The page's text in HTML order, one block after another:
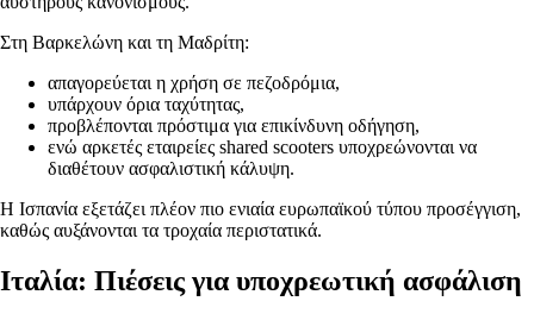
Στη Βαρκελώνη και τη Μαδρίτη:
απαγορεύεται η χρήση σε πεζοδρόμια,
υπάρχουν όρια ταχύτητας,
προβλέπονται πρόστιμα για επικίνδυνη οδήγηση,
ενώ αρκετές εταιρείες shared scooters υποχρεώνονται να
διαθέτουν ασφαλιστική κάλυψη.
Η Ισπανία εξετάζει πλέον πιο ενιαία ευρωπαϊκού τύπου προσέγγιση,
καθώς αυξάνονται τα τροχαία περιστατικά.
Ιταλία: Πιέσεις για υποχρεωτική ασφάλιση